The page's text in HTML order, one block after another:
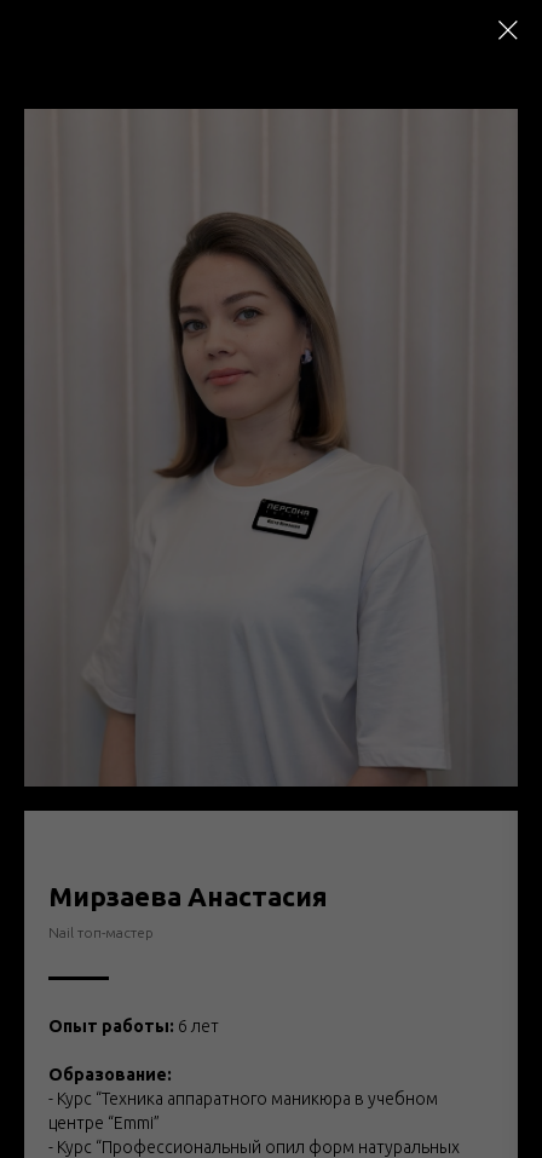
Мирзаева Анастасия
Nail топ-мастер
Опыт работы: 6 лет
Образование:
- Курс “Техника аппаратного маникюра в учебном
центре “Emmi”
- Курс “Профессиональный опил форм натуральных